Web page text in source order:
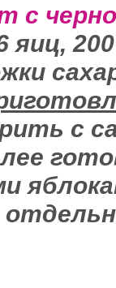
с
яиц,
с